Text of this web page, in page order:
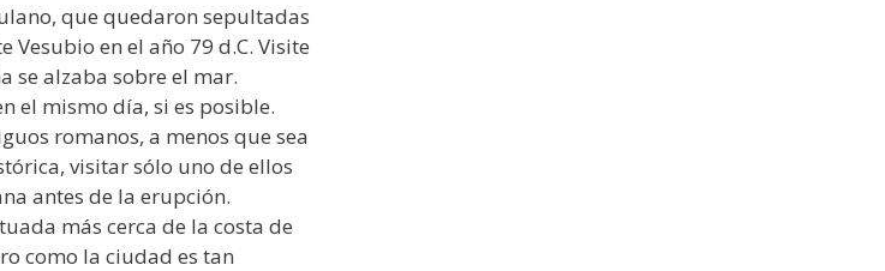
que quedaron sepultadas
en el año 79 d.C. Visite
se alzaba sobre el mar.
el mismo día, si es posible.
romanos, a menos que sea
visitar sólo uno de ellos
antes de la erupción.
más cerca de la costa de
como la ciudad es tan